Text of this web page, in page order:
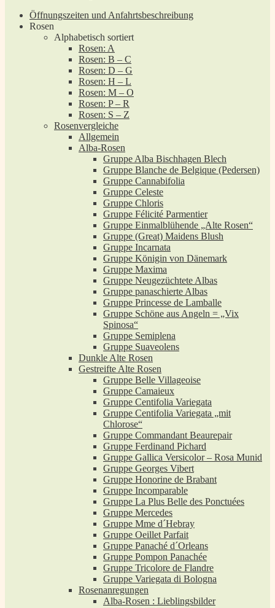
Öffnungszeiten und Anfahrtsbeschreibung
Rosen
Alphabetisch sortiert
Rosen: A
Rosen: B – C
Rosen: D – G
Rosen: H – L
Rosen: M – O
Rosen: P – R
Rosen: S – Z
Rosenvergleiche
Allgemein
Alba-Rosen
Gruppe Alba Bischhagen Blech
Gruppe Blanche de Belgique (Pedersen)
Gruppe Cannabifolia
Gruppe Celeste
Gruppe Chloris
Gruppe Félicité Parmentier
Gruppe Einmalblühende „Alte Rosen“
Gruppe (Great) Maidens Blush
Gruppe Incarnata
Gruppe Königin von Dänemark
Gruppe Maxima
Gruppe Neugezüchtete Albas
Gruppe panaschierte Albas
Gruppe Princesse de Lamballe
Gruppe Schöne aus Angeln = „Vix
Spinosa“
Gruppe Semiplena
Gruppe Suaveolens
Dunkle Alte Rosen
Gestreifte Alte Rosen
Gruppe Belle Villageoise
Gruppe Camaieux
Gruppe Centifolia Variegata
Gruppe Centifolia Variegata „mit
Chlorose“
Gruppe Commandant Beaurepair
Gruppe Ferdinand Pichard
Gruppe Gallica Versicolor – Rosa Munid
Gruppe Georges Vibert
Gruppe Honorine de Brabant
Gruppe Incomparable
Gruppe La Plus Belle des Ponctuées
Gruppe Mercedes
Gruppe Mme d´Hebray
Gruppe Oeillet Parfait
Gruppe Panaché d´Orleans
Gruppe Pompon Panachée
Gruppe Tricolore de Flandre
Gruppe Variegata di Bologna
Rosenanregungen
Alba-Rosen : Lieblingsbilder